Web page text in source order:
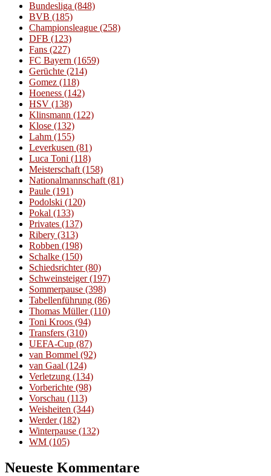
Bundesliga (848)
BVB (185)
Championsleague (258)
DFB (123)
Fans (227)
FC Bayern (1659)
Gerüchte (214)
Gomez (118)
Hoeness (142)
HSV (138)
Klinsmann (122)
Klose (132)
Lahm (155)
Leverkusen (81)
Luca Toni (118)
Meisterschaft (158)
Nationalmannschaft (81)
Paule (191)
Podolski (120)
Pokal (133)
Privates (137)
Ribery (313)
Robben (198)
Schalke (150)
Schiedsrichter(80)
Schweinsteiger(197)
Sommerpause (398)
Tabellenführung (86)
Thomas Müller(110)
Toni Kroos (94)
Transfers (310)
UEFA-Cup (87)
van Bommel (92)
van Gaal (124)
Verletzung (134)
Vorberichte (98)
Vorschau (113)
Weisheiten (344)
Werder(182)
Winterpause (132)
WM (105)
Neueste Kommentare